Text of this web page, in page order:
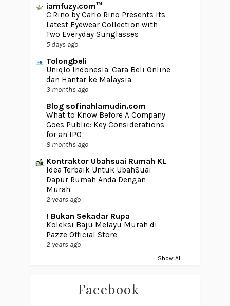
iamfuzy.com™
C.Rino by Carlo Rino Presents Its
Latest Eyewear Collection with
Two Everyday Sunglasses
5 days ago
Tolongbeli
Uniqlo Indonesia: Cara Beli Online
dan Hantar ke Malaysia
3 months ago
Blog sofinahlamudin.com
What to Know Before A Company
Goes Public: Key Considerations
for an IPO
8 months ago
Kontraktor Ubahsuai Rumah KL
Idea Terbaik Untuk UbahSuai
Dapur Rumah Anda Dengan
Murah
2 years ago
! Bukan Sekadar Rupa
Koleksi Baju Melayu Murah di
Pazze Official Store
2 years ago
Show All
Facebook